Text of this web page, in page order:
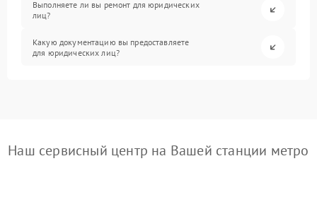
Выполняете ли вы ремонт для юридических
лиц?
Какую документацию вы предоставляете
для юридических лиц?
Наш сервисный центр на Вашей станции метро